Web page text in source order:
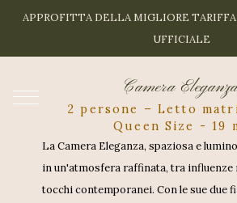
APPROFITTA DELLA MIGLIORE
UFFICIALE
CAMERA ELEG
Camera
2 persone – Letto
Queen Size - 19
La Camera Eleganza, spaziosa e
in un'atmosfera raffinata, tra influenze
tocchi contemporanei. Con le sue due